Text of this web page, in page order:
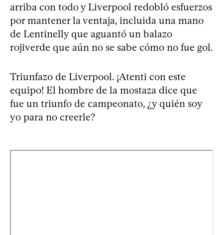
arriba con todo y Liverpool redobló esfuerzos
por mantener la ventaja, incluida una mano
de Lentinelly que aguantó un balazo
rojiverde que aún no se sabe cómo no fue gol.
Triunfazo de Liverpool. ¡Atenti con este
equipo! El hombre de la mostaza dice que
fue un triunfo de campeonato, ¿y quién soy
yo para no creerle?